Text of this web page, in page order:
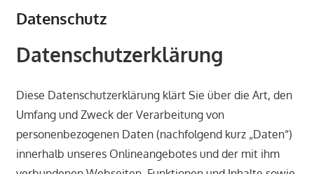
Aufgabenfeld
von
individuellen
Planung
über
die
Datenschutz
Datenschutzerklärung
Diese Datenschutzerklärung klärt Sie über die Art, den
Umfang und Zweck der Verarbeitung von
personenbezogenen Daten (nachfolgend kurz „Daten“)
innerhalb unseres Onlineangebotes und der mit ihm